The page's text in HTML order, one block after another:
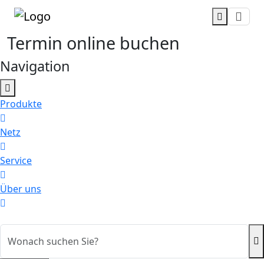
Zum Hauptinhalt
Termin online buchen
Navigation
Produkte
Netz
Service
Über uns